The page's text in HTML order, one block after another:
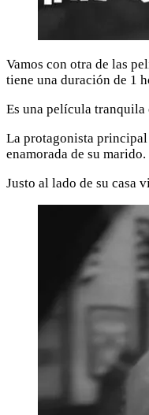
Vamos con otra de las
tiene una duración de 1
Es una película tranquila
La protagonista principal
enamorada de su marido.
Justo al lado de su casa